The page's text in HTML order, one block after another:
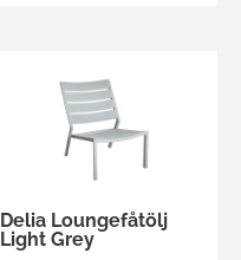
Delia Loungefåtölj
Light Grey